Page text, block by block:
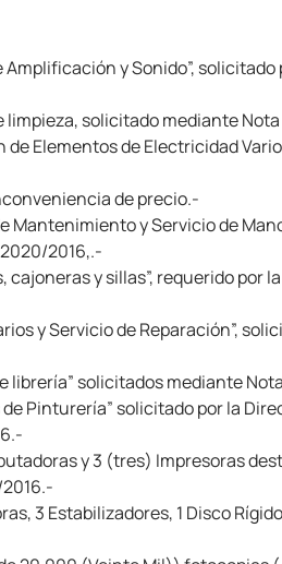
y Sonido”,
solicitado mediante Nota
Elementos de Electricidad
de precio.-
Mantenimiento y Servicio de
2016,.-
y sillas”, requerido por
y Servicio de Reparación”,
solicitados mediante
Pinturería” solicitado por la
y 3 (tres) Impresoras
3 Estabilizadores, 1 Disco